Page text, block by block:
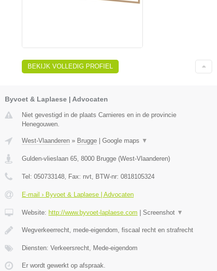
BEKIJK VOLLEDIG PROFIEL
Byvoet & Laplaese | Advocaten
Niet gevestigd in de plaats Carnieres en in de provincie
Henegouwen.
West-Vlaanderen » Brugge Google maps ▼
Gulden-vlieslaan 65, 8000 Brugge (West-Vlaanderen)
Tel: 050733148, Fax: nvt, BTW-nr: 0818105324
E-mail › Byvoet & Laplaese | Advocaten
Website: http://www.byvoet-laplaese.com Screenshot ▼
Wegverkeerrecht, mede-eigendom, fiscaal recht en strafrecht
Diensten: Verkeersrecht, Mede-eigendom
Er wordt gewerkt op afspraak.